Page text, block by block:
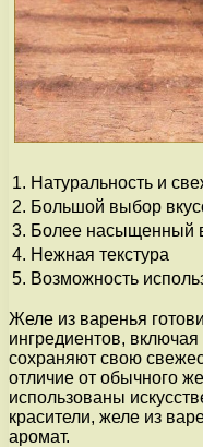
1. Натуральность и
2. Большой выбор
3. Более насыщенный
4. Нежная текстура
5. Возможность
Желе из варенья
ингредиентов,
сохраняют свою
отличие от обычного
использованы
красители, желе из
аромат.